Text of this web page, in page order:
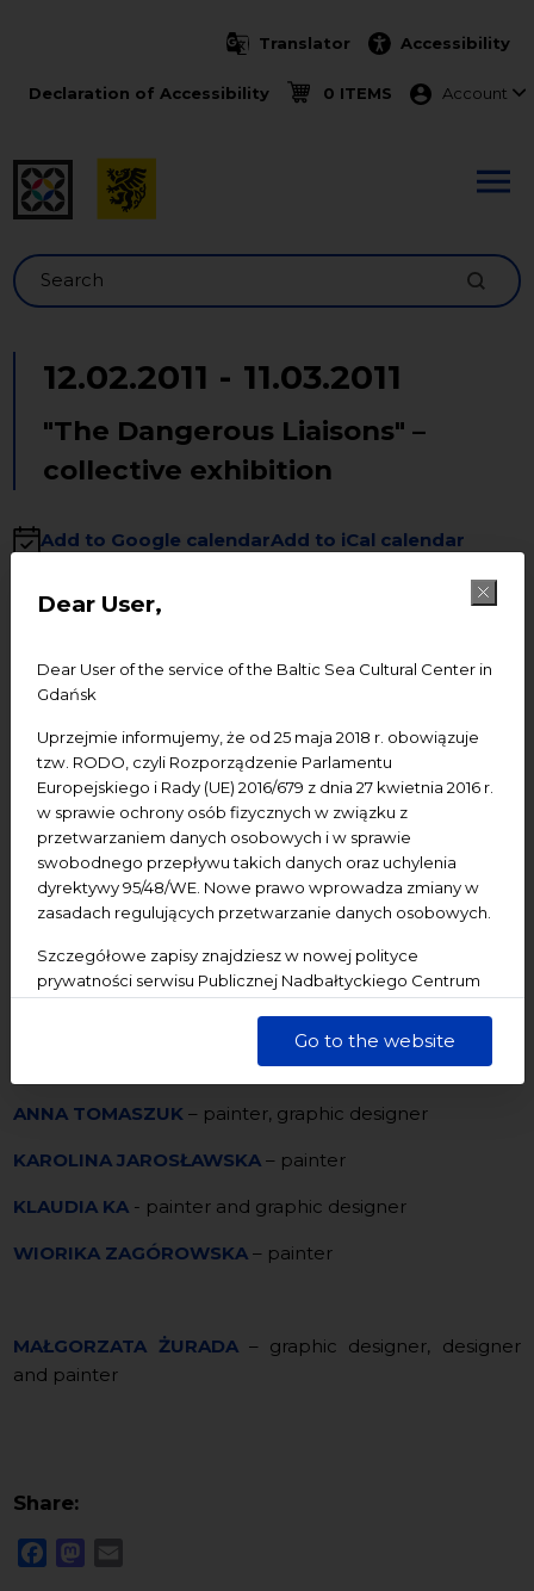
Dear User,
Dear User of the service of the Baltic Sea Cultural Center in
Gdańsk
Uprzejmie informujemy, że od 25 maja 2018 r. obowiązuje
tzw. RODO, czyli Rozporządzenie Parlamentu
Europejskiego i Rady (UE) 2016/679 z dnia 27 kwietnia 2016 r.
w sprawie ochrony osób fizycznych w związku z
przetwarzaniem danych osobowych i w sprawie
swobodnego przepływu takich danych oraz uchylenia
dyrektywy 95/48/WE. Nowe prawo wprowadza zmiany w
zasadach regulujących przetwarzanie danych osobowych.
Szczegółowe zapisy znajdziesz w nowej polityce
prywatności serwisu Publicznej Nadbałtyckiego Centrum
dane są przetwarzane w sposób bezpieczny, z należytą
Go to the website
Translator Accessibility
Declaration of Accessibility 0 ITEMS Menu
Account
Search
12.02.2011 - 11.03.2011
"The Dangerous Liaisons" –
collective exhibition
Add to Google calendarAdd to iCal calendar
Entangled in different, socially imposed relationships we
but an important one: a matter of finding very intimate
place, reflection on once being. How much me there is
inside me? Paradoxically the most complicated and
dangerous relationship we tend to build is not the one
built with other, but with ourselves…
The exhibition’s opening will take place February 11
at 6.00 pm (admission free).
The exhibition will last till March 11 andwill be open
each day from 10.00 am to 6.00 pm.
ADMISSION
Participants:
– interior designer, painter,
illustrator and screenwriter.
ANNA TOMASZUK – painter, graphic designer
KAROLINA JAROSŁAWSKA – painter
KLAUDIA KA - painter and graphic designer
WIORIKA ZAGÓROWSKA – painter
MAŁGORZATA ŻURADA– graphic designer, designer
and painter
Share:
FacebookMastodon